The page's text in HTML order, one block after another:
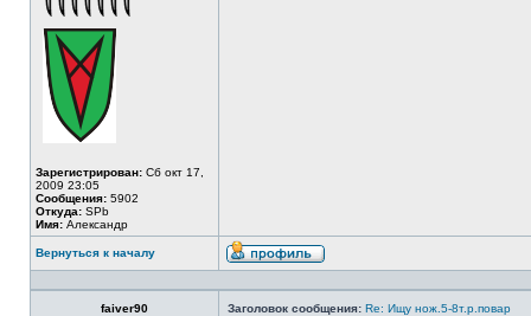
Зарегистрирован: Сб окт 17,
2009 23:05
Сообщения: 5902
Откуда: SPb
Имя: Александр
Вернуться к началу
faiver90 Заголовок сообщения: Re: Ищу нож.5-8т.р.повар